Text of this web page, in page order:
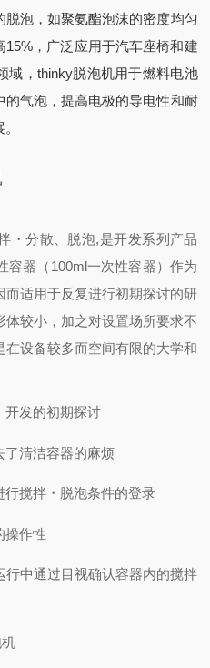
泡，如聚氨酯泡沫的密度均匀
，广泛应用于汽车座椅和建
域，thinky脱泡机用于燃料电池
气泡，提高电极的导电性和耐
・分散、脱泡,是开发系列产品
容器（100ml一次性容器）作为
适用于反复进行初期探讨的研
较小，加之对设置场所要求不
设备较多而空间有限的大学和
开发的初期探讨
了清洁容器的麻烦
搅拌・脱泡条件的登录
操作性
中通过目视确认容器内的搅拌